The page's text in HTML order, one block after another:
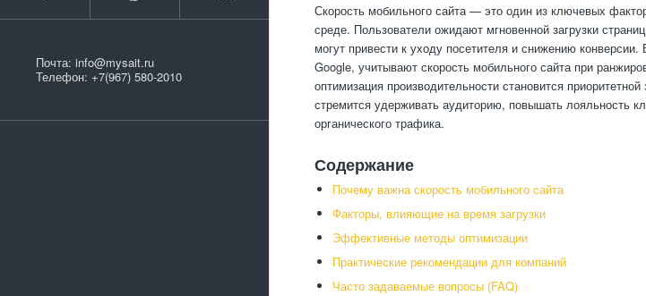
Почта: info@mysait.ru
Телефон: +7(967) 580-2010
Скорость мобильного сайта — это один из ключевых
среде. Пользователи ожидают мгновенной загрузки
могут привести к уходу посетителя и снижению
Google, учитывают скорость мобильного сайта при
оптимизация производительности становится
стремится удерживать аудиторию, повышать лояльность
органического трафика.
Содержание
Почему важна скорость мобильного сайта
Факторы, влияющие на время загрузки
Эффективные методы оптимизации
Практические рекомендации для компаний
Часто задаваемые вопросы (FAQ)